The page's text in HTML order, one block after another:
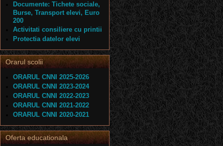
Documente: Tichete sociale,
Burse, Transport elevi, Euro
200
Activitati consiliere cu printii
Protectia datelor elevi
Orarul scolii
ORARUL CNNI 2025-2026
ORARUL CNNI 2023-2024
ORARUL CNNI 2022-2023
ORARUL CNNI 2021-2022
ORARUL CNNI 2020-2021
Oferta educationala